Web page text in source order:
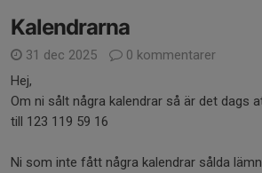
Kalendrarna
31 dec 2025
0 kommentarer
Hej,
Om ni sålt några kalendrar så är det dags
till 123 119 59 16
Ni som inte fått några kalendrar sålda